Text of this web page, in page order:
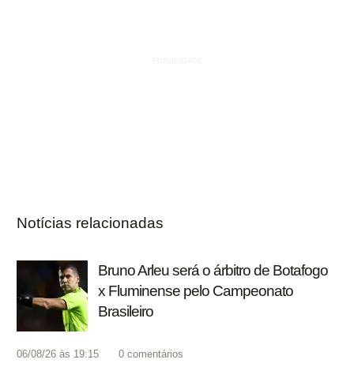
Notícias relacionadas
Bruno Arleu será o árbitro de Botafogo
x Fluminense pelo Campeonato
Brasileiro
06/08/26 às 19:15 0 comentários